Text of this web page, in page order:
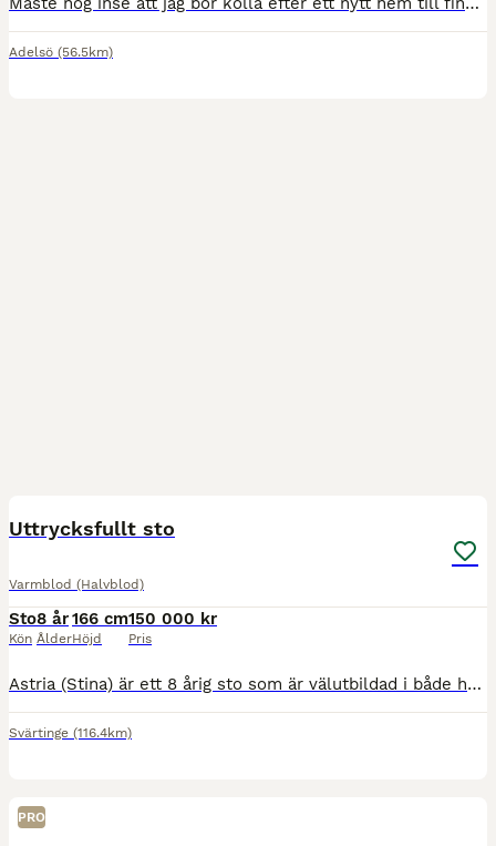
Adelsö (56.5km)
Uttrycksfullt sto
Varmblod (Halvblod)
Sto
Kön
8 år
Ålder
166 cm
Höjd
150 000 kr
Pris
Astria (Stina) är ett 8 årig sto som är välutbildad i både hoppning och dressyr. Inriden och utbildad av mig därav inte startad pågrund av mitt ointresse för tävling. Stina har tränat kontinuerligt i
Svärtinge (116.4km)
PRO